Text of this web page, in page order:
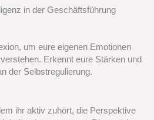
in der Geschäftsführung
um eure eigenen Emotionen
Erkennt eure Stärken und
der Selbstregulierung.
ihr aktiv zuhört, die Perspektive